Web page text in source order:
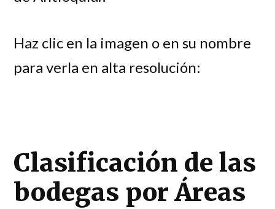
Haz clic en la imagen o en su nombre
para verla en alta resolución:
Clasificación de las
bodegas por Áreas